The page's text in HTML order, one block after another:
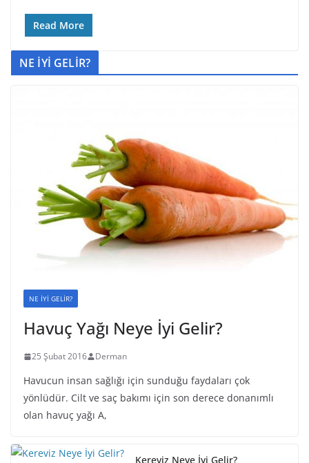
Read More
NE İYİ GELİR?
NE İYİ GELİR?
Havuç Yağı Neye İyi Gelir?
25 Şubat 2016 Derman
Havucun insan sağlığı için sunduğu faydaları çok
yönlüdür. Cilt ve saç bakımı için son derece donanımlı
olan havuç yağı A,
Kereviz Neye İyi Gelir?